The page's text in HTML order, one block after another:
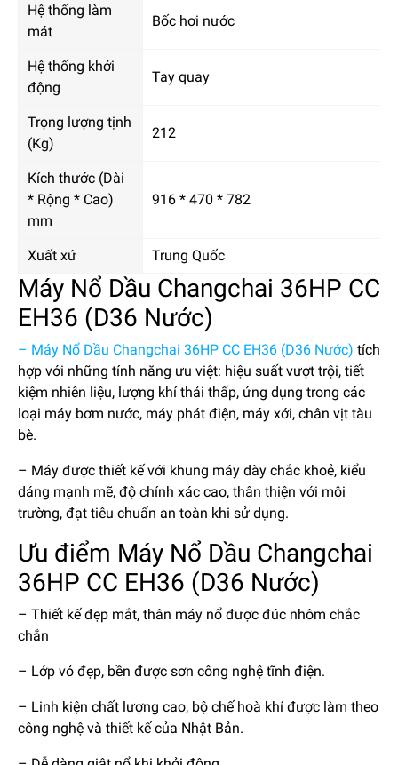
Hệ thống làm
mát
Bốc hơi nước
Hệ thống khởi
động
Tay quay
Trọng lượng tịnh
(Kg)
212
Kích thước (Dài
* Rộng * Cao)
mm
916 * 470 * 782
Xuất xứ Trung Quốc
Máy Nổ Dầu Changchai 36HP CC
EH36 (D36 Nước)
– Máy Nổ Dầu Changchai 36HP CC EH36 (D36 Nước) tích
hợp với những tính năng ưu việt: hiệu suất vượt trội, tiết
kiệm nhiên liệu, lượng khí thải thấp, ứng dụng trong các
loại máy bơm nước, máy phát điện, máy xới, chân vịt tàu
bè.
– Máy được thiết kế với khung máy dày chắc khoẻ, kiểu
dáng mạnh mẽ, độ chính xác cao, thân thiện với môi
trường, đạt tiêu chuẩn an toàn khi sử dụng.
Ưu điểm Máy Nổ Dầu Changchai
36HP CC EH36 (D36 Nước)
– Thiết kế đẹp mắt, thân máy nổ được đúc nhôm chắc
chắn
– Lớp vỏ đẹp, bền được sơn công nghệ tĩnh điện.
– Linh kiện chất lượng cao, bộ chế hoà khí được làm theo
công nghệ và thiết kế của Nhật Bản.